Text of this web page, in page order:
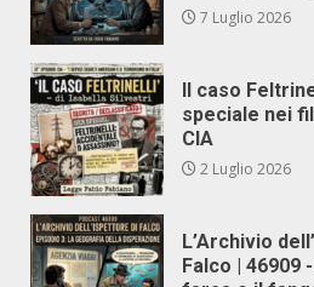
7 Luglio 2026
Il caso
speciale nei
CIA
2 Luglio 2026
L’Archivio
Falco | 46909